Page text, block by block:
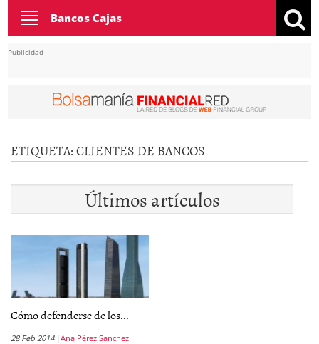
Toggle
navigation
Bancos Cajas
Publicidad
ETIQUETA:CLIENTES DE BANCOS
Últimos artículos
Cómo defenderse de los...
28 Feb 2014 Ana Pérez Sanchez